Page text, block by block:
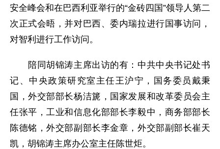
安全峰会和在巴西利亚举行的“金砖四国”领导人第二
次正式会晤，并对巴西、委内瑞拉进行国事访问，
对智利进行工作访问。
陪同胡锦涛主席出访的有：中共中央书记处书
记、中央政策研究室主任王沪宁，国务委员戴秉
国，外交部部长杨洁篪，国家发展和改革委员会主
任张平，工业和信息化部部长李毅中，商务部部长
陈德铭，外交部副部长李金章，外交部副部长崔天
凯，胡锦涛主席办公室主任陈世炬。